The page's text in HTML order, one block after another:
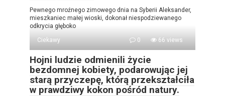
Pewnego mroźnego zimowego dnia na Syberii Aleksander,
mieszkaniec małej wioski, dokonał niespodziewanego
odkrycia głęboko
Ciekawy
0 66 views
Hojni ludzie odmienili życie
bezdomnej kobiety, podarowując jej
starą przyczepę, którą przekształciła
w prawdziwy kokon pośród natury.